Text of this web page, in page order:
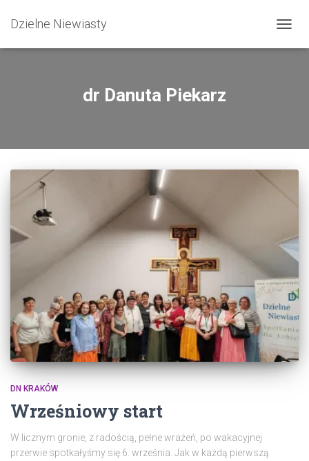
Dzielne Niewiasty
dr Danuta Piekarz
DN KRAKÓW
Wrześniowy start
W licznym gronie, z radością, pełne wrażeń, po wakacyjnej
przerwie spotkałyśmy się 6. września. Jak w każdą pierwszą